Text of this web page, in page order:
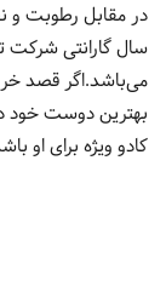
سال گارانتی شرکت
می‌باشد.اگر قصد
بهترین دوست خود
کادو ویژه برای او